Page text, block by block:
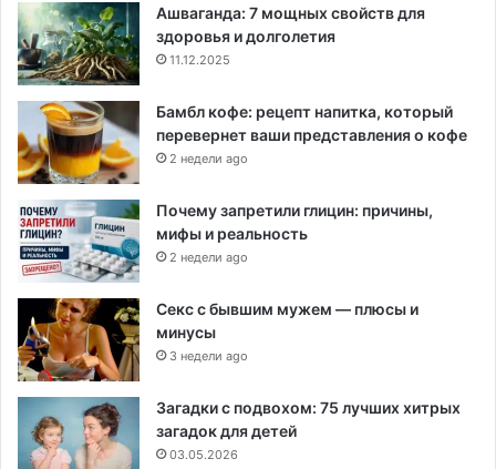
Ашваганда: 7 мощных свойств для
здоровья и долголетия
11.12.2025
Бамбл кофе: рецепт напитка, который
перевернет ваши представления о кофе
2 недели ago
Почему запретили глицин: причины,
мифы и реальность
2 недели ago
Секс с бывшим мужем — плюсы и
минусы
3 недели ago
Загадки с подвохом: 75 лучших хитрых
загадок для детей
03.05.2026